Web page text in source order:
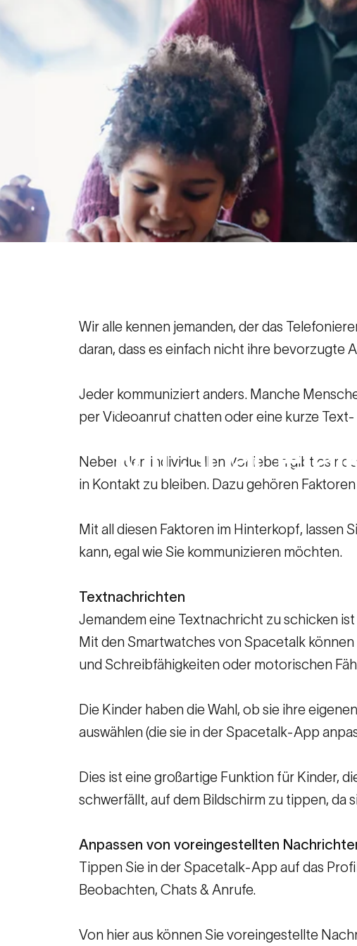
11. Mai 2023
Mit
Weise
Wir alle kennen jemanden, der das
daran, dass es einfach nicht ihre bevorzugte
Jeder kommuniziert anders. Manche
per Videoanruf chatten oder eine kurze
Neben den individuellen Vorlieben gibt es
in Kontakt zu bleiben. Dazu gehören
Mit all diesen Faktoren im Hinterkopf, lassen
kann, egal wie Sie kommunizieren möchten.
Textnachrichten
Jemandem eine Textnachricht zu schicken
Mit den Smartwatches von Spacetalk
und Schreibfähigkeiten oder motorischen
Die Kinder haben die Wahl, ob sie ihre
auswählen (die sie in der Spacetalk-App
Dies ist eine großartige Funktion für Kinder,
schwerfällt, auf dem Bildschirm zu tippen, da
Anpassen von voreingestellten
Tippen Sie in der Spacetalk-App auf das
Beobachten, Chats & Anrufe.
Von hier aus können Sie voreingestellte